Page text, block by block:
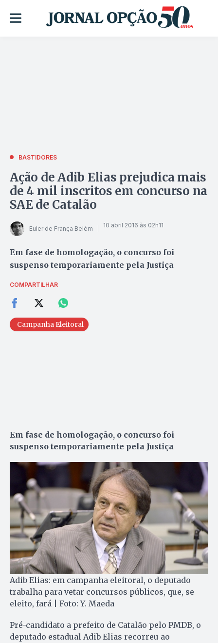
BASTIDORES
Ação de Adib Elias prejudica mais
de 4 mil inscritos em concurso na
SAE de Catalão
Euler de França Belém 10 abril 2016 às 02h11
Em fase de homologação, o concurso foi
suspenso temporariamente pela Justiça
COMPARTILHAR
Campanha Eleitoral
Em fase de homologação, o concurso foi
suspenso temporariamente pela Justiça
Adib Elias: em campanha eleitoral, o deputado
trabalha para vetar concursos públicos, que, se
eleito, fará | Foto: Y. Maeda
Pré-candidato a prefeito de Catalão pelo PMDB, o
deputado estadual Adib Elias recorreu ao